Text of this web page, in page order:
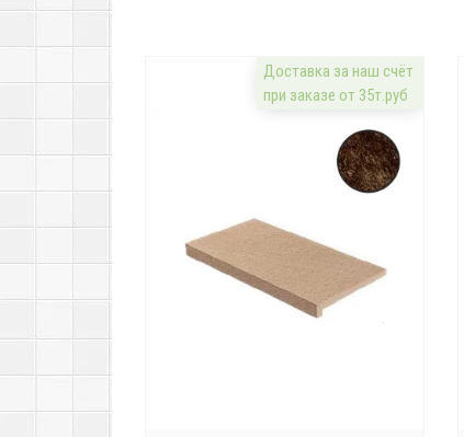
Доставка за наш счёт
при заказе от 35т.руб